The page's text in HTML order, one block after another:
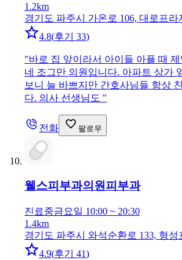
1.2km
경기도 파주시 가온로 106, 대로프라
4.8(후기 33)
"바로 집 앞이라서 아이들 아플 때
네 조그만 의원입니다. 아파트 상가
보니 늘 바쁘지만 간호사님들 항상
다. 의사 선생님도 "
전화 팔로우
웰스피부과의원피부과
진료중금요일 10:00 ~ 20:30
1.4km
경기도 파주시 와석순환로 133, 형
4.9(후기 41)